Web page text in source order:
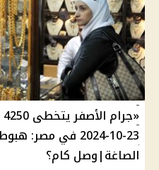
الصاغة|وصل كام؟